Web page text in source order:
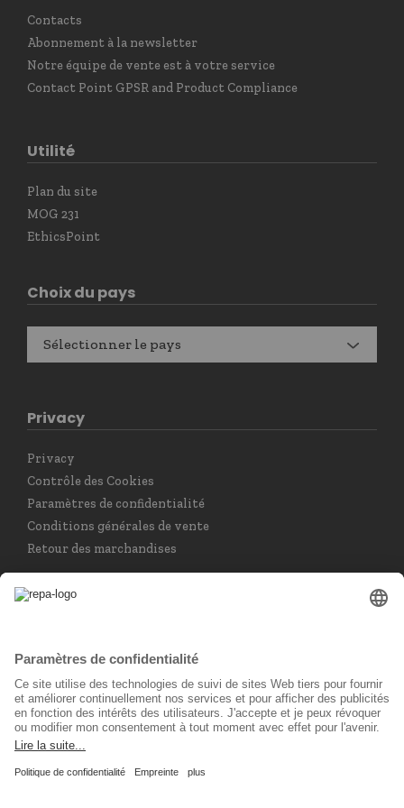
Contacts
Abonnement à la newsletter
Notre équipe de vente est à votre service
Contact Point GPSR and Product Compliance
Utilité
Plan du site
MOG 231
EthicsPoint
Choix du pays
Sélectionner le pays
Privacy
Privacy
Contrôle des Cookies
Paramètres de confidentialité
Conditions générales de vente
Retour des marchandises
Choisir la langue
Français
Réseau social